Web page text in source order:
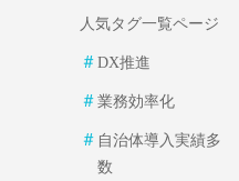
人気タグ一覧ページ
＃ DX推進
＃ 業務効率化
＃ 自治体導入実績多
数